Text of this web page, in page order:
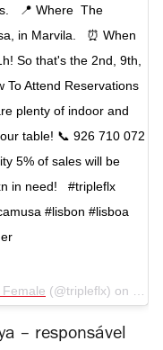
📍 Where ⁣ The
in Marvila. ⁣ ⁣ ⏰ When⁣
So that's the 2nd, 9th,
To Attend⁣ Reservations
plenty of indoor and
table!⁣ 📞 926 710 072⁣
5% of sales will be
in need! ⁣ ⁣ #tripleflx
#lisbon #lisboa
(@tripleflx) on Jul
– responsável